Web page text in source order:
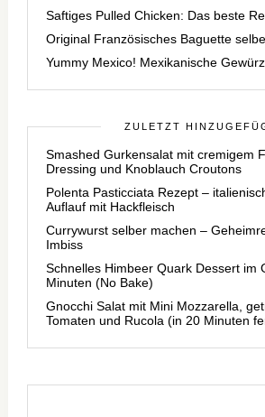
Saftiges Pulled Chicken: Das beste
Original Französisches Baguette
Yummy Mexico! Mexikanische
ZULETZT
Smashed Gurkensalat mit cremigem
Dressing und Knoblauch Croutons
Polenta Pasticciata Rezept –
Auflauf mit Hackfleisch
Currywurst selber machen –
Imbiss
Schnelles Himbeer Quark Dessert im
Minuten (No Bake)
Gnocchi Salat mit Mini Mozzarella,
Tomaten und Rucola (in 20 Minuten